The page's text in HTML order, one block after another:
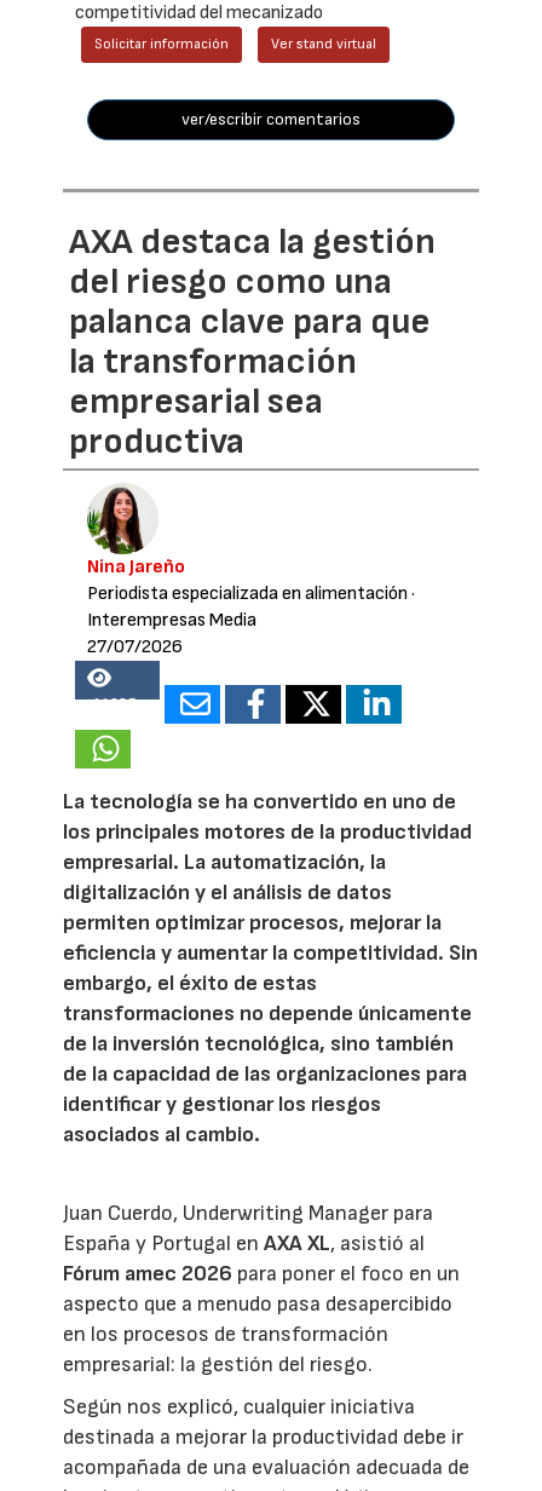
competitividad del mecanizado
Solicitar información Ver stand virtual
ver/escribir comentarios
AXA destaca la gestión
del riesgo como una
palanca clave para que
la transformación
empresarial sea
productiva
Nina Jareño
Periodista especializada en alimentación ·
Interempresas Media
27/07/2026
14685
La tecnología se ha convertido en uno de
los principales motores de la productividad
empresarial. La automatización, la
digitalización y el análisis de datos
permiten optimizar procesos, mejorar la
eficiencia y aumentar la competitividad. Sin
embargo, el éxito de estas
transformaciones no depende únicamente
de la inversión tecnológica, sino también
de la capacidad de las organizaciones para
identificar y gestionar los riesgos
asociados al cambio.
Juan Cuerdo, Underwriting Manager para
España y Portugal enAXA XL, asistió al
Fórum amec 2026 para poner el foco en un
aspecto que a menudo pasa desapercibido
en los procesos de transformación
empresarial: la gestión del riesgo.
Según nos explicó, cualquier iniciativa
destinada a mejorar la productividad debe ir
acompañada de una evaluación adecuada de